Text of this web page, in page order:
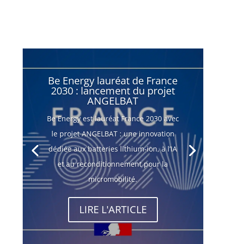
Be Energy lauréat de France
2030 : lancement du projet
ANGELBAT
Be Energy est lauréat France 2030 avec
le projet ANGELBAT : une innovation
dédiée aux batteries lithium-ion, à l’IA
et au reconditionnement pour la
micromobilité.
LIRE L'ARTICLE